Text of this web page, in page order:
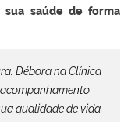
saúde de forma
Débora na Clínica
qualidade de vida.